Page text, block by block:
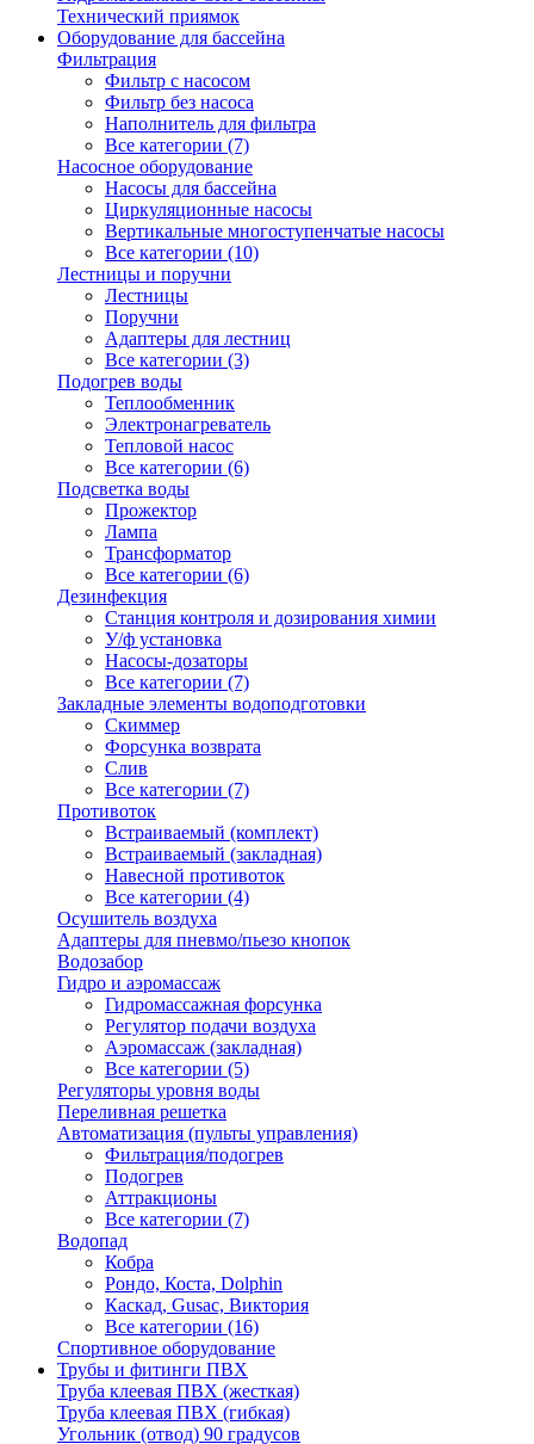
Технический приямок
Оборудование для бассейна
Фильтрация
Фильтр с насосом
Фильтр без насоса
Наполнитель для фильтра
Все категории (7)
Насосное оборудование
Насосы для бассейна
Циркуляционные насосы
Вертикальные многоступенчатые насосы
Все категории (10)
Лестницы и поручни
Лестницы
Поручни
Адаптеры для лестниц
Все категории (3)
Подогрев воды
Теплообменник
Электронагреватель
Тепловой насос
Все категории (6)
Подсветка воды
Прожектор
Лампа
Трансформатор
Все категории (6)
Дезинфекция
Станция контроля и дозирования химии
У/ф установка
Насосы-дозаторы
Все категории (7)
Закладные элементы водоподготовки
Скиммер
Форсунка возврата
Слив
Все категории (7)
Противоток
Встраиваемый (комплект)
Встраиваемый (закладная)
Навесной противоток
Все категории (4)
Осушитель воздуха
Адаптеры для пневмо/пьезо кнопок
Водозабор
Гидро и аэромассаж
Гидромассажная форсунка
Регулятор подачи воздуха
Аэромассаж (закладная)
Все категории (5)
Регуляторы уровня воды
Переливная решетка
Автоматизация (пульты управления)
Фильтрация/подогрев
Подогрев
Аттракционы
Все категории (7)
Водопад
Кобра
Рондо, Коста, Dolphin
Каскад, Gusac, Виктория
Все категории (16)
Спортивное оборудование
Трубы и фитинги ПВХ
Труба клеевая ПВХ (жесткая)
Труба клеевая ПВХ (гибкая)
Угольник (отвод) 90 градусов